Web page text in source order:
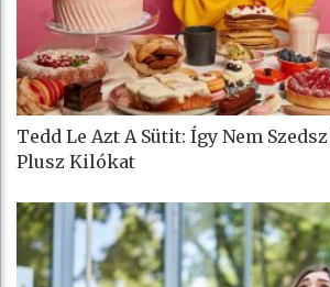
Tedd Le Azt A Sütit: Így Nem
Plusz Kilókat